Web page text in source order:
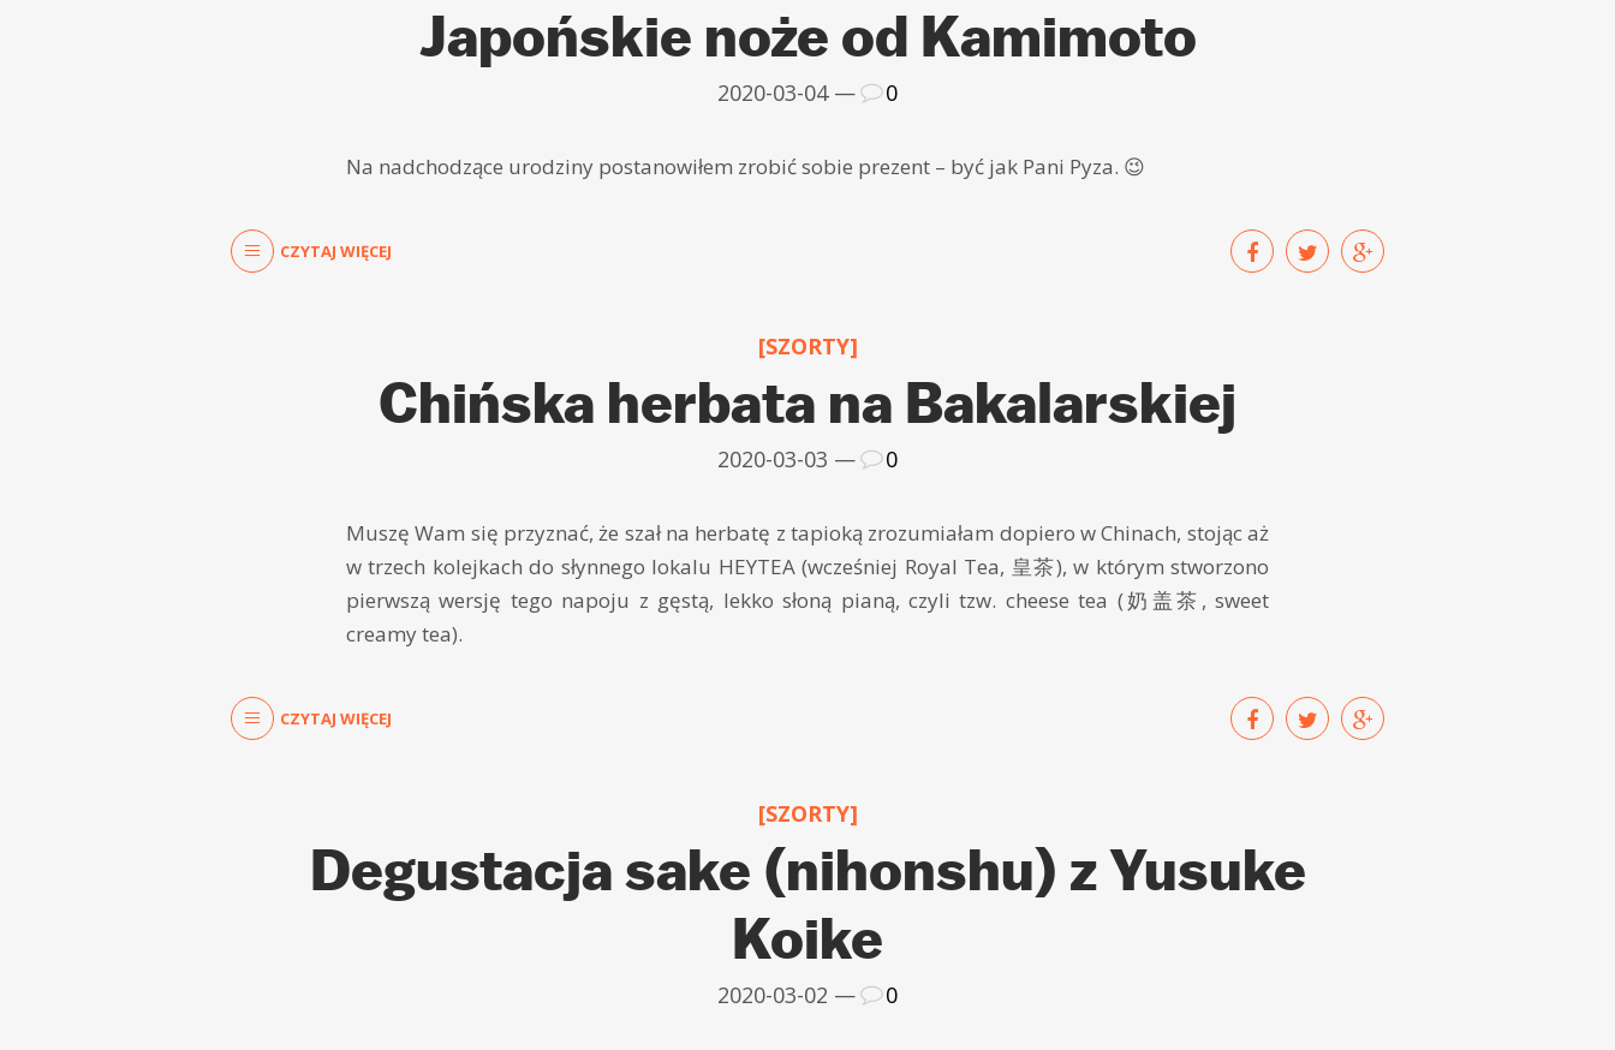
Japońskie noże od Kamimoto
2020-03-04 — 0
Na nadchodzące urodziny postanowiłem zrobić sobie prezent – być jak Pani Pyza. 😉
CZYTAJ WIĘCEJ
[SZORTY]
Chińska herbata na Bakalarskiej
2020-03-03 — 0
Muszę Wam się przyznać, że szał na herbatę z tapioką zrozumiałam dopiero w Chinach, stojąc aż
w trzech kolejkach do słynnego lokalu HEYTEA (wcześniej Royal Tea, 皇茶), w którym stworzono
pierwszą wersję tego napoju z gęstą, lekko słoną pianą, czyli tzw. cheese tea (奶盖茶, sweet
creamy tea).
CZYTAJ WIĘCEJ
[SZORTY]
Degustacja sake (nihonshu) z Yusuke
Koike
2020-03-02 — 0